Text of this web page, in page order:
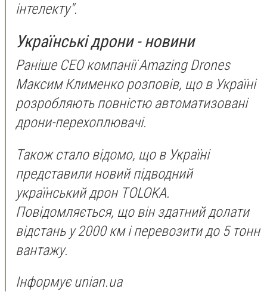
інтелекту".
Українські дрони - новини
Раніше CEO компанії Amazing Drones
Максим Клименко розповів, що в Україні
розробляють повністю автоматизовані
дрони-перехоплювачі.
Також стало відомо, що в Україні
представили новий підводний
український дрон TOLOKA.
Повідомляється, що він здатний долати
відстань у 2000 км і перевозити до 5 тонн
вантажу.
Інформує unian.ua